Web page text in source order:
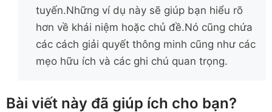
tuyến.Những ví dụ này sẽ giúp bạn hiểu rõ
hơn về khái niệm hoặc chủ đề.Nó cũng chứa
các cách giải quyết thông minh cũng như các
mẹo hữu ích và các ghi chú quan trọng.
Bài viết này đã giúp ích cho bạn?